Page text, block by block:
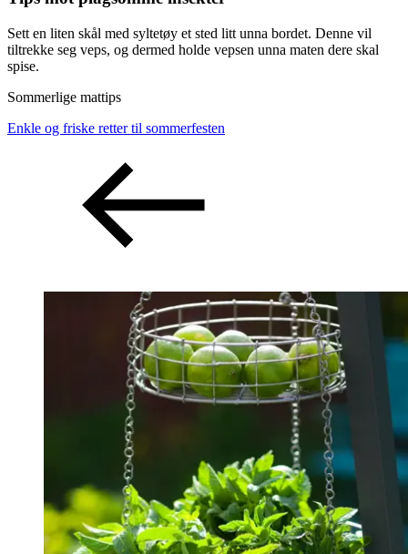
Sett en liten skål med syltetøy et sted litt unna bordet. Denne vil
tiltrekke seg veps, og dermed holde vepsen unna maten dere skal
spise.
Sommerlige mattips
Enkle og friske retter til sommerfesten